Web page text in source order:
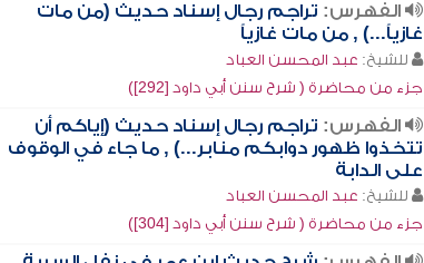
الفهرس: تراجم رجال إسناد حديث (من مات
غازياً...) , من مات غازياً
للشيخ: عبد المحسن العباد
جزء من محاضرة ( شرح سنن أبي داود [292])
الفهرس: تراجم رجال إسناد حديث (إياكم أن
تتخذوا ظهور دوابكم منابر...) , ما جاء في الوقوف
على الدابة
للشيخ: عبد المحسن العباد
جزء من محاضرة ( شرح سنن أبي داود [304])